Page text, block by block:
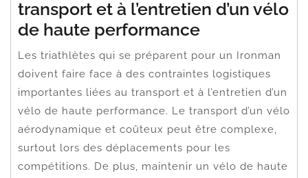
transport et à l’entretien d’un vélo
de haute performance
Les triathlètes qui se préparent pour un Ironman
doivent faire face à des contraintes logistiques
importantes liées au transport et à l’entretien d’un
vélo de haute performance. Le transport d’un vélo
aérodynamique et coûteux peut être complexe,
surtout lors des déplacements pour les
compétitions. De plus, maintenir un vélo de haute